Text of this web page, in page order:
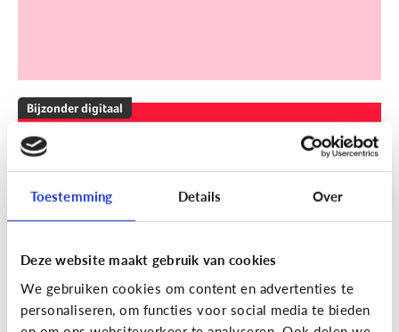
Toestemming Details Over
Deze website maakt gebruik van cookies
We gebruiken cookies om content en advertenties te
personaliseren, om functies voor social media te bieden
Bijzonder digitaal
Mijn kind is slechthorend of doof.
Welke apps of toepassingen
kunnen helpen?